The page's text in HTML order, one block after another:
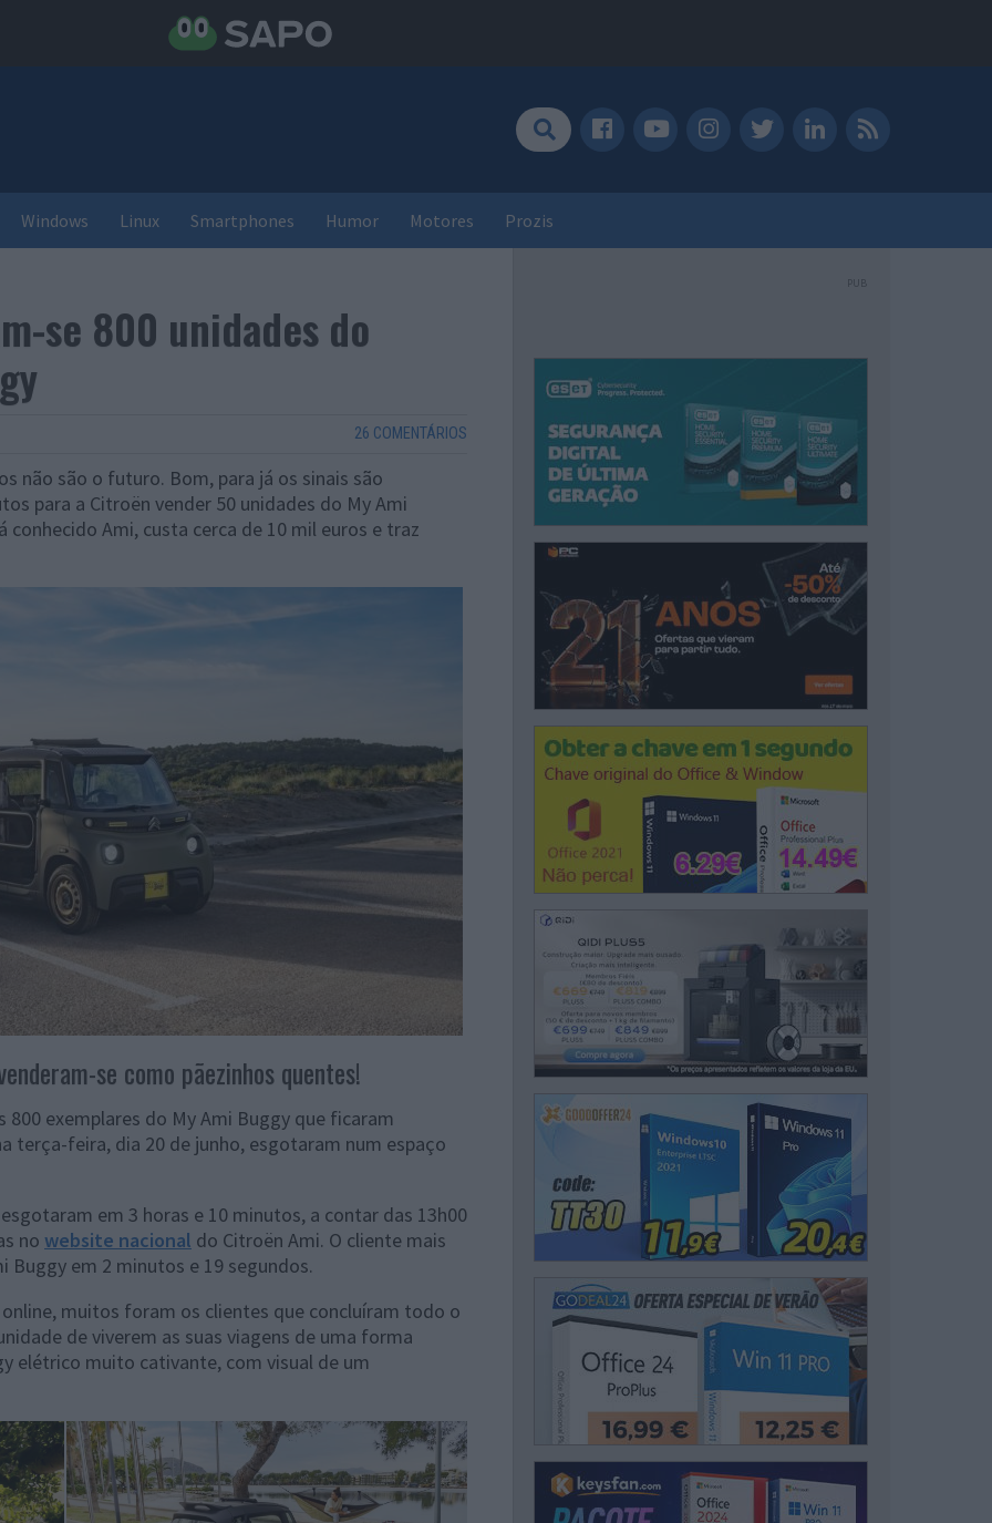
Windows Linux Smartphones Humor Motores Prozis
se 800 unidades do
26 COMENTÁRIOS
não são o futuro. Bom, para já os sinais são
para a Citroën vender 50 unidades do My Ami
conhecido Ami, custa cerca de 10 mil euros e traz
se como pãezinhos quentes!
exemplares do My Ami Buggy que ficaram
terça-feira, dia 20 de junho, esgotaram num espaço
em 3 horas e 10 minutos, a contar das 13h00
no website nacional do Citroën Ami. O cliente mais
em 2 minutos e 19 segundos.
muitos foram os clientes que concluíram todo o
de viverem as suas viagens de uma forma
elétrico muito cativante, com visual de um
PUB